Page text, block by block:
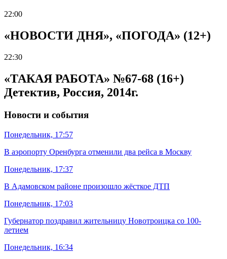
22:00
«НОВОСТИ ДНЯ», «ПОГОДА» (12+)
22:30
«ТАКАЯ РАБОТА» №67-68 (16+)
Детектив, Россия, 2014г.
Новости и события
Понедельник, 17:57
В аэропорту Оренбурга отменили два рейса в Москву
Понедельник, 17:37
В Адамовском районе произошло жёсткое ДТП
Понедельник, 17:03
Губернатор поздравил жительницу Новотроицка со 100-
летием
Понедельник, 16:34